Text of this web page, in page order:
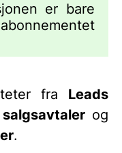
er bare
fra Leads
og
.